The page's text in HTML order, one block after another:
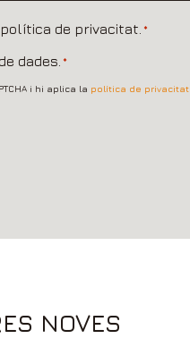
de privacitat. *
dades. *
i hi aplica la política de privacitat
NOVES